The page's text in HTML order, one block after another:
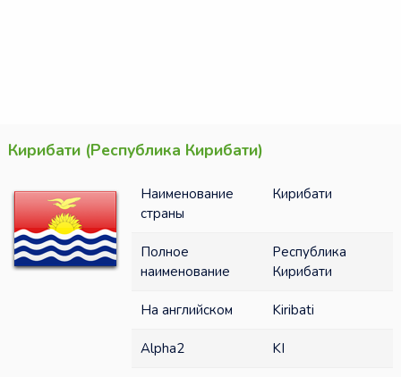
Кирибати (Республика Кирибати)
Наименование
страны
Кирибати
Полное
наименование
Республика
Кирибати
На английском Kiribati
Alpha2 KI